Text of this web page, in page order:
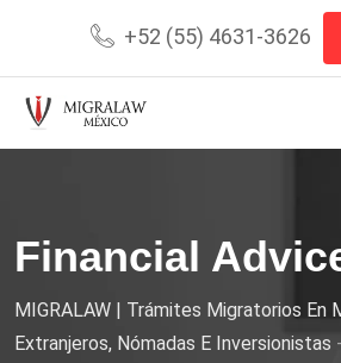
+52 (55) 4631-3626
Financial
MIGRALAW | Trámites Migratorios En
Extranjeros, Nómadas E Inversionistas -